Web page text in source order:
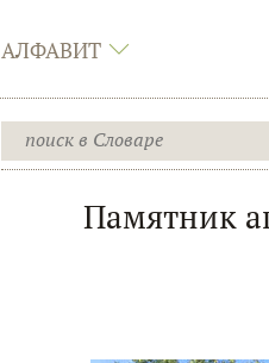
АЛФАВИТ
Памятник